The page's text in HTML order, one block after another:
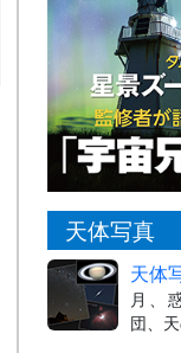
天体写真
天体
月、
団、